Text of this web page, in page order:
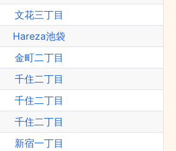
文花三丁目
Hareza池袋
金町二丁目
千住二丁目
千住二丁目
千住二丁目
新宿一丁目